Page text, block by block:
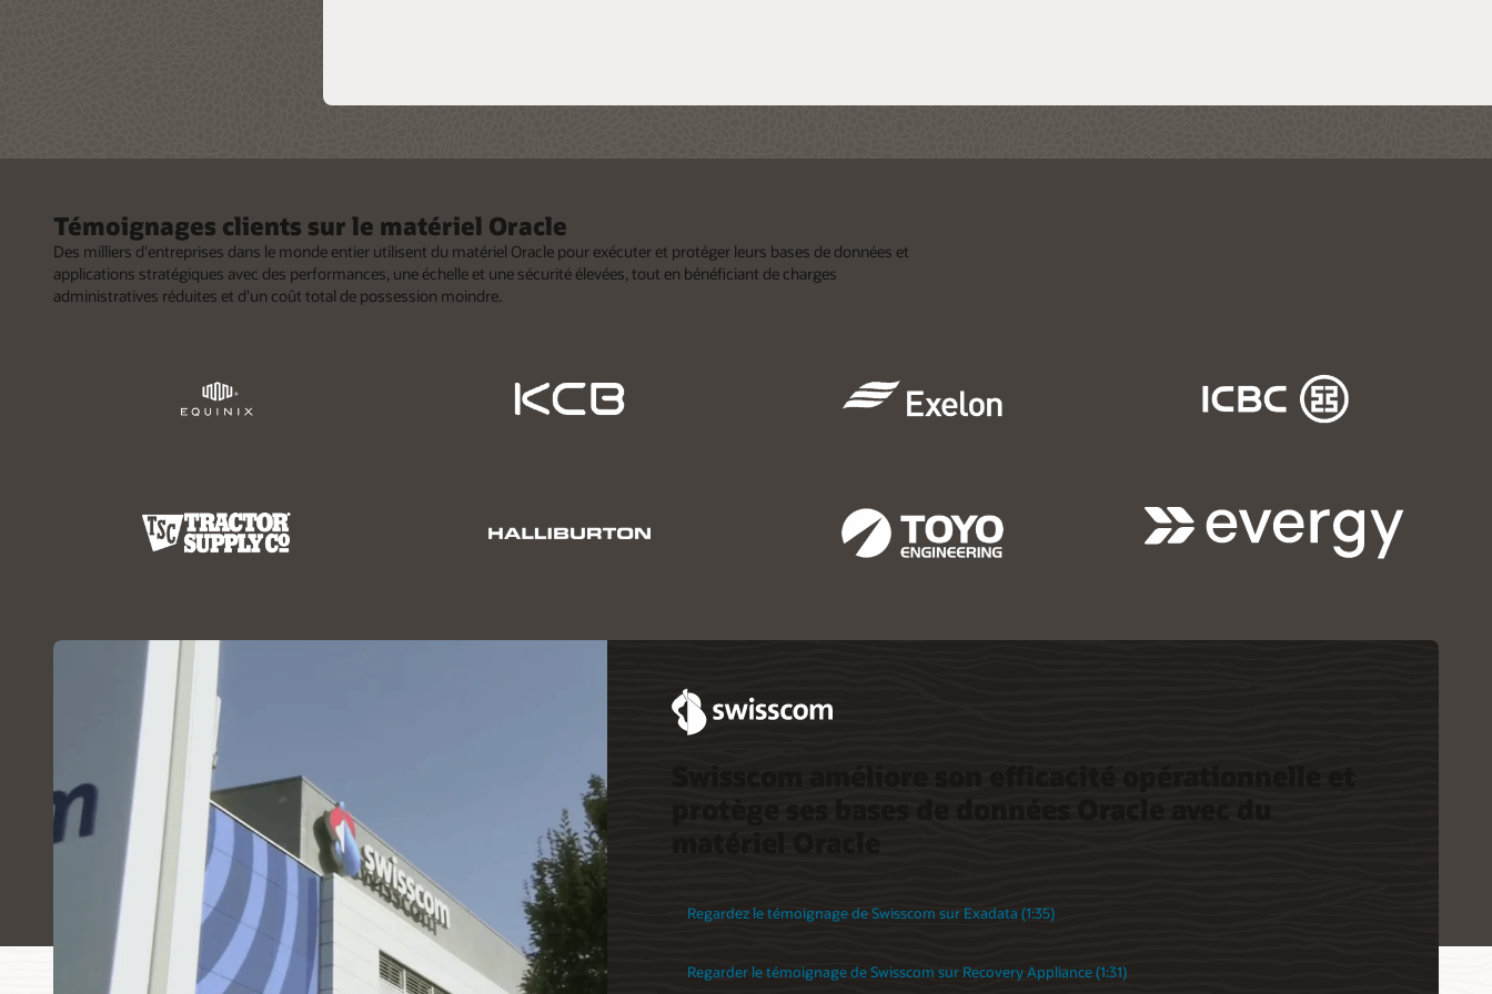
Témoignages clients sur le matériel Oracle
Des milliers d'entreprises dans le monde entier utilisent du matériel Oracle pour exécuter et protéger leurs bases de données et
applications stratégiques avec des performances, une échelle et une sécurité élevées, tout en bénéficiant de charges
administratives réduites et d'un coût total de possession moindre.
Regardez le témoignage de Swisscom sur Exadata (1:35)
Regarder le témoignage de Swisscom sur Recovery Appliance (1:31)